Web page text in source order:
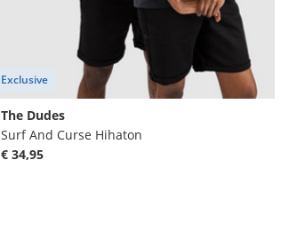
Exclusive
The Dudes
Surf And Curse Hihaton
€ 34,95